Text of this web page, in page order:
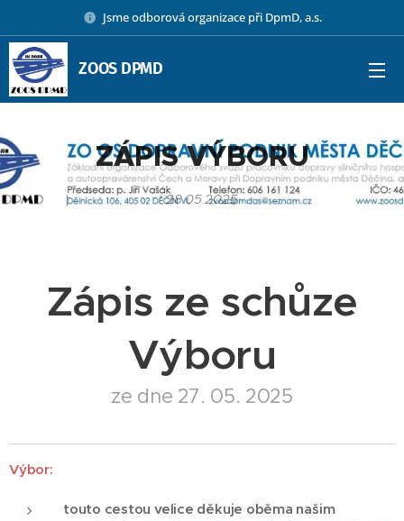
Jsme odborová organizace při DpmD, a.s.
ZOOS DPMD
ZÁPIS VÝBORU
28.05.2025
Zápis ze schůze
Výboru
ze dne ¨27. 05. 2025
Výbor:
touto cestou velice děkuje oběma našim